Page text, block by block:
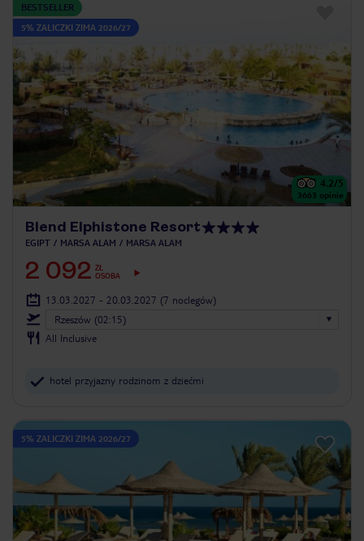
BESTSELLER
5% ZALICZKI ZIMA 2026/27
4.2/5
3663 opinie
Blend Elphistone Resort
EGIPT MARSA ALAM MARSA ALAM
2 092 ZŁ
OSOBA
13.03.2027 - 20.03.2027 (7 noclegów)
Rzeszów (02:15)
All Inclusive
hotel przyjazny rodzinom z dziećmi
5% ZALICZKI ZIMA 2026/27